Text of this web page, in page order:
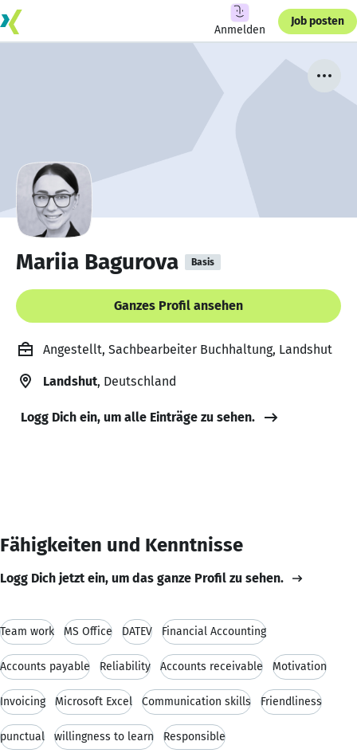
Anmelden
Job posten
Mariia Bagurova Basis
Ganzes Profil ansehen
Angestellt, Sachbearbeiter Buchhaltung, Landshut
Landshut, Deutschland
Logg Dich ein, um alle Einträge zu sehen.
Fähigkeiten und Kenntnisse
Logg Dich jetzt ein, um das ganze Profil zu sehen.
Team work MS Office DATEV Financial Accounting
Accounts payable Reliability Accounts receivable Motivation
Invoicing Microsoft Excel Communication skills Friendliness
punctual willingness to learn Responsible